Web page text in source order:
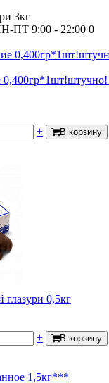
3кг
ПТ 9:00 - 22:00 0
+ В корзину
глазури 0,5кг
+ В корзину